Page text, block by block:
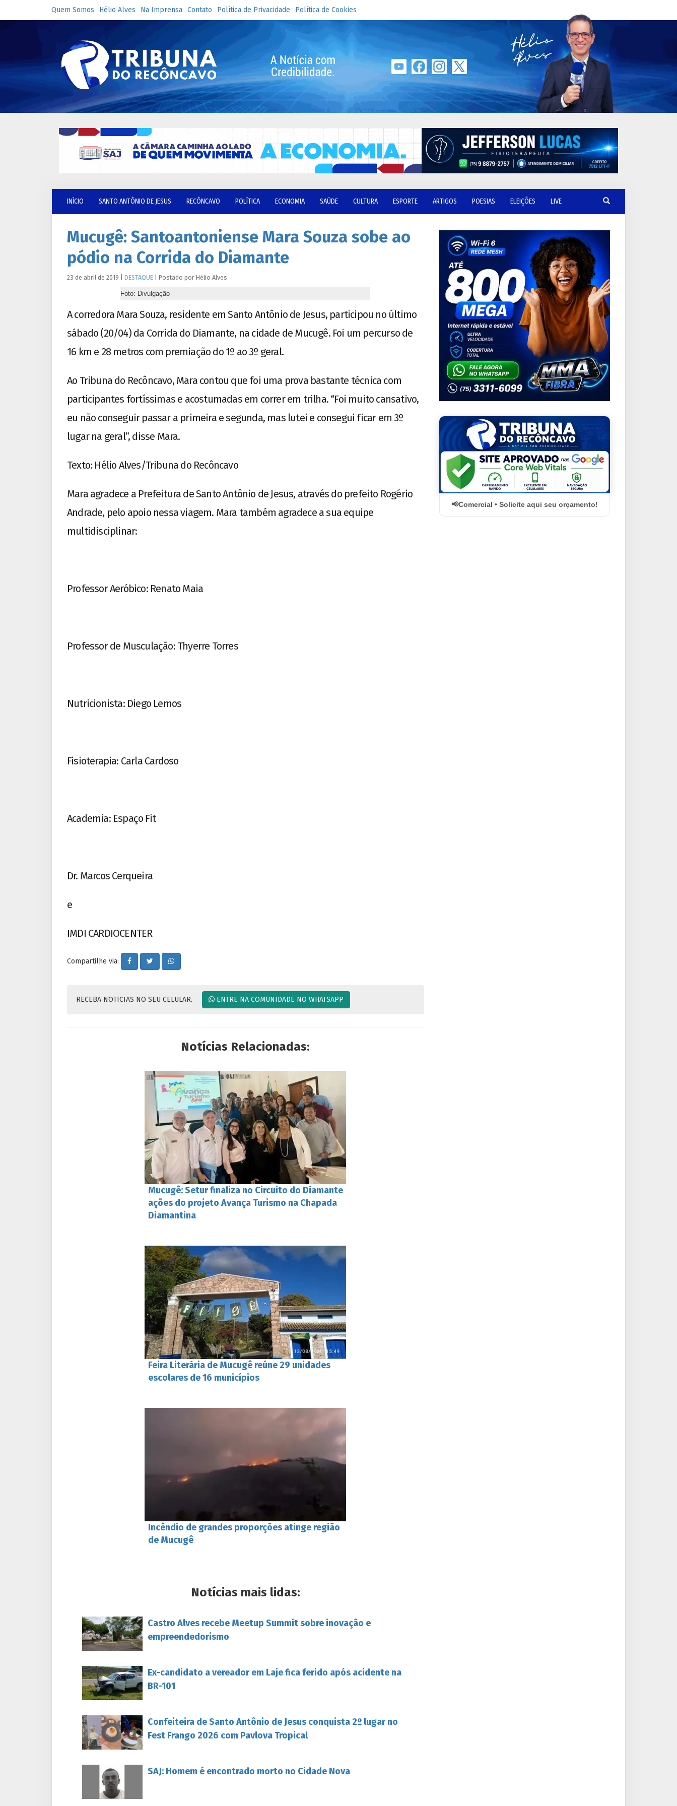
Quem Somos Hélio Alves Na Imprensa Contato Política de Privacidade Política de Cookies
INÍCIO SANTO ANTÔNIO DE JESUS RECÔNCAVO POLÍTICA ECONOMIA SAÚDE CULTURA ESPORTE ARTIGOS POESIAS ELEIÇÕES LIVE
Mucugê: Santoantoniense Mara Souza sobe ao
pódio na Corrida do Diamante
23 de abril de 2019 DESTAQUE Postado por Hélio Alves
Foto: Divulgação
A corredora Mara Souza, residente em Santo Antônio de Jesus, participou no último
sábado (20/04) da Corrida do Diamante, na cidade de Mucugê. Foi um percurso de
16 km e 28 metros com premiação do 1º ao 3º geral.
Ao Tribuna do Recôncavo, Mara contou que foi uma prova bastante técnica com
participantes fortíssimas e acostumadas em correr em trilha. “Foi muito cansativo,
eu não conseguir passar a primeira e segunda, mas lutei e consegui ficar em 3º
lugar na geral”, disse Mara.
Texto: Hélio Alves/Tribuna do Recôncavo
Mara agradece a Prefeitura de Santo Antônio de Jesus, através do prefeito Rogério
Andrade, pelo apoio nessa viagem. Mara também agradece a sua equipe
multidisciplinar:
Professor Aeróbico: Renato Maia
Professor de Musculação: Thyerre Torres
Nutricionista: Diego Lemos
Fisioterapia: Carla Cardoso
Academia: Espaço Fit
Dr. Marcos Cerqueira
e
IMDI CARDIOCENTER
Compartilhe via:
RECEBA NOTICIAS NO SEU CELULAR. ENTRE NA COMUNIDADE NO WHATSAPP
Notícias Relacionadas:
Mucugê: Setur finaliza no Circuito do Diamante
ações do projeto Avança Turismo na Chapada
Diamantina
Feira Literária de Mucugê reúne 29 unidades
escolares de 16 municípios
Incêndio de grandes proporções atinge região
de Mucugê
Notícias mais lidas:
Castro Alves recebe Meetup Summit sobre inovação e
empreendedorismo
Ex-candidato a vereador em Laje fica ferido após acidente na
BR-101
Confeiteira de Santo Antônio de Jesus conquista 2º lugar no
Fest Frango 2026 com Pavlova Tropical
SAJ: Homem é encontrado morto no Cidade Nova
Comercial • Solicite aqui seu orçamento!